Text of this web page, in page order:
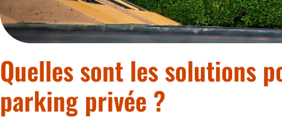
Quelles sont les solutions
parking privée ?